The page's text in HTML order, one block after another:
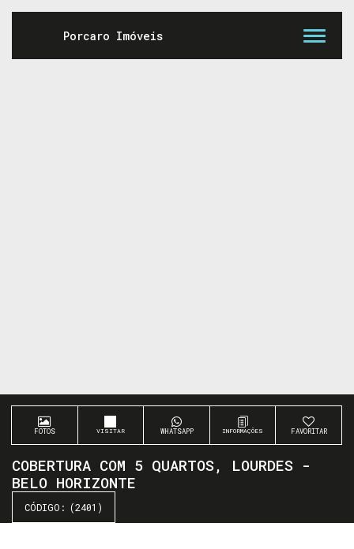
FOTOS WHATSAPP FAVORITAR
COBERTURA COM 5 QUARTOS, LOURDES -
BELO HORIZONTE
(2401)